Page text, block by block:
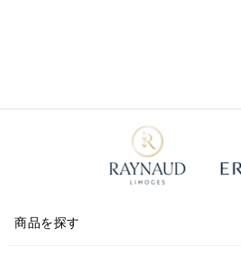
商品を探す